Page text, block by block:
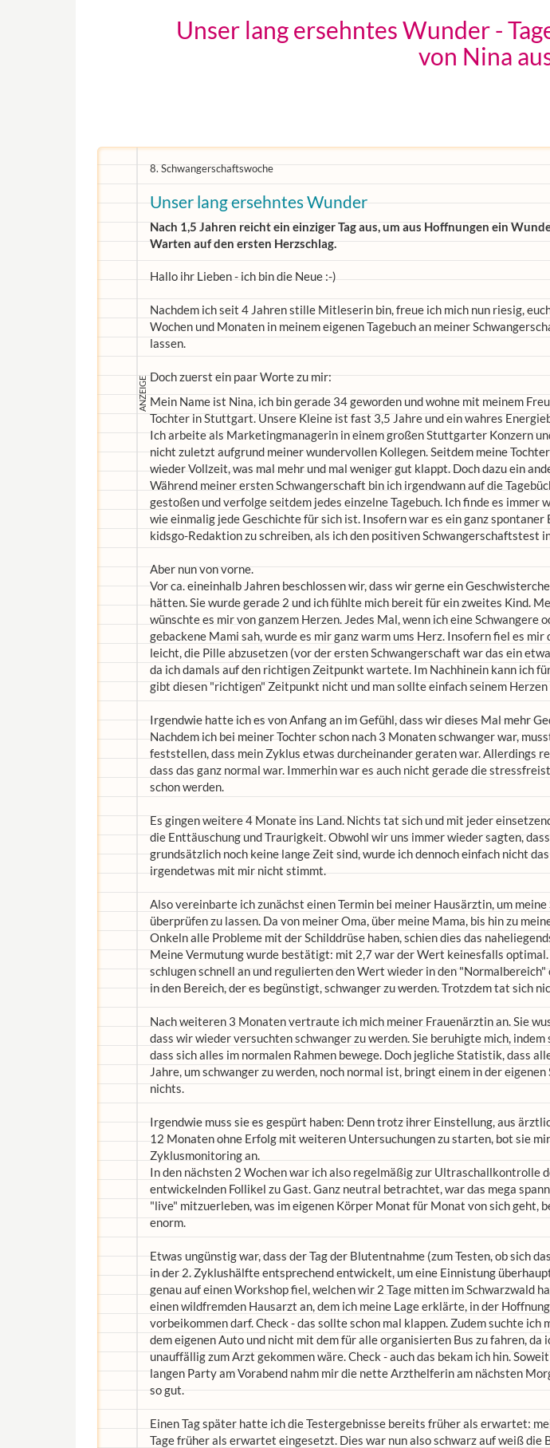
Unser lang ersehntes Wunder -
von Nina
8. Schwangerschaftswoche
Unser lang ersehntes Wunder
Nach 1,5 Jahren reicht ein einziger Tag aus, um aus Hoffnungen ein
Warten auf den ersten Herzschlag.
Hallo ihr Lieben - ich bin die Neue :-)
Nachdem ich seit 4 Jahren stille Mitleserin bin, freue ich mich nun riesig,
Wochen und Monaten in meinem eigenen Tagebuch an meiner
lassen.
Doch zuerst ein paar Worte zu mir:
Mein Name ist Nina, ich bin gerade 34 geworden und wohne mit meinem
Tochter in Stuttgart. Unsere Kleine ist fast 3,5 Jahre und ein wahres
Ich arbeite als Marketingmanagerin in einem großen Stuttgarter Konzern
nicht zuletzt aufgrund meiner wundervollen Kollegen. Seitdem meine
wieder Vollzeit, was mal mehr und mal weniger gut klappt. Doch dazu ein
Während meiner ersten Schwangerschaft bin ich irgendwann auf die
gestoßen und verfolge seitdem jedes einzelne Tagebuch. Ich finde es immer
wie einmalig jede Geschichte für sich ist. Insofern war es ein ganz spontaner
kidsgo-Redaktion zu schreiben, als ich den positiven Schwangerschaftstest
Aber nun von vorne.
Vor ca. eineinhalb Jahren beschlossen wir, dass wir gerne ein
hätten. Sie wurde gerade 2 und ich fühlte mich bereit für ein zweites Kind.
wünschte es mir von ganzem Herzen. Jedes Mal, wenn ich eine Schwangere
gebackene Mami sah, wurde es mir ganz warm ums Herz. Insofern fiel es mir
leicht, die Pille abzusetzen (vor der ersten Schwangerschaft war das ein
da ich damals auf den richtigen Zeitpunkt wartete. Im Nachhinein kann ich
gibt diesen "richtigen" Zeitpunkt nicht und man sollte einfach seinem Herzen
Irgendwie hatte ich es von Anfang an im Gefühl, dass wir dieses Mal mehr
Nachdem ich bei meiner Tochter schon nach 3 Monaten schwanger war,
feststellen, dass mein Zyklus etwas durcheinander geraten war. Allerdings
dass das ganz normal war. Immerhin war es auch nicht gerade die
schon werden.
Es gingen weitere 4 Monate ins Land. Nichts tat sich und mit jeder
die Enttäuschung und Traurigkeit. Obwohl wir uns immer wieder sagten,
grundsätzlich noch keine lange Zeit sind, wurde ich dennoch einfach nicht
irgendetwas mit mir nicht stimmt.
Also vereinbarte ich zunächst einen Termin bei meiner Hausärztin, um
überprüfen zu lassen. Da von meiner Oma, über meine Mama, bis hin zu
Onkeln alle Probleme mit der Schilddrüse haben, schien dies das
Meine Vermutung wurde bestätigt: mit 2,7 war der Wert keinesfalls
schlugen schnell an und regulierten den Wert wieder in den "Normalbereich"
in den Bereich, der es begünstigt, schwanger zu werden. Trotzdem tat sich
Nach weiteren 3 Monaten vertraute ich mich meiner Frauenärztin an. Sie
dass wir wieder versuchten schwanger zu werden. Sie beruhigte mich,
dass sich alles im normalen Rahmen bewege. Doch jegliche Statistik, dass
Jahre, um schwanger zu werden, noch normal ist, bringt einem in der
nichts.
Irgendwie muss sie es gespürt haben: Denn trotz ihrer Einstellung, aus
12 Monaten ohne Erfolg mit weiteren Untersuchungen zu starten, bot sie
Zyklusmonitoring an.
In den nächsten 2 Wochen war ich also regelmäßig zur Ultraschallkontrolle
entwickelnden Follikel zu Gast. Ganz neutral betrachtet, war das mega
"live" mitzuerleben, was im eigenen Körper Monat für Monat von sich geht,
enorm.
Etwas ungünstig war, dass der Tag der Blutentnahme (zum Testen, ob sich
in der 2. Zyklushälfte entsprechend entwickelt, um eine Einnistung
genau auf einen Workshop fiel, welchen wir 2 Tage mitten im Schwarzwald
einen wildfremden Hausarzt an, dem ich meine Lage erklärte, in der
vorbeikommen darf. Check - das sollte schon mal klappen. Zudem suchte ich
dem eigenen Auto und nicht mit dem für alle organisierten Bus zu fahren, da
unauffällig zum Arzt gekommen wäre. Check - auch das bekam ich hin.
langen Party am Vorabend nahm mir die nette Arzthelferin am nächsten
so gut.
Einen Tag später hatte ich die Testergebnisse bereits früher als erwartet:
Tage früher als erwartet eingesetzt. Dies war nun also schwarz auf weiß die